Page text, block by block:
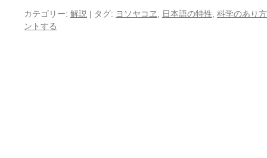
カテゴリー: 解説 | タグ: ヨソヤコヱ 日本語の特性 科学のあり方
ントする